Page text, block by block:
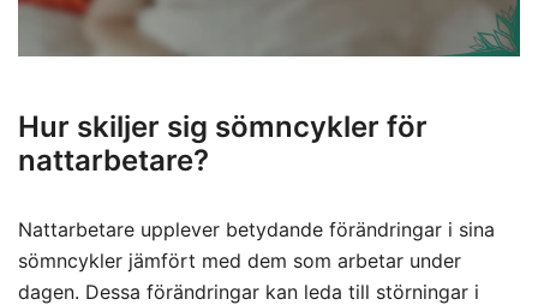
Hur skiljer sig sömncykler för
nattarbetare?
Nattarbetare upplever betydande förändringar i sina
sömncykler jämfört med dem som arbetar under
dagen. Dessa förändringar kan leda till störningar i